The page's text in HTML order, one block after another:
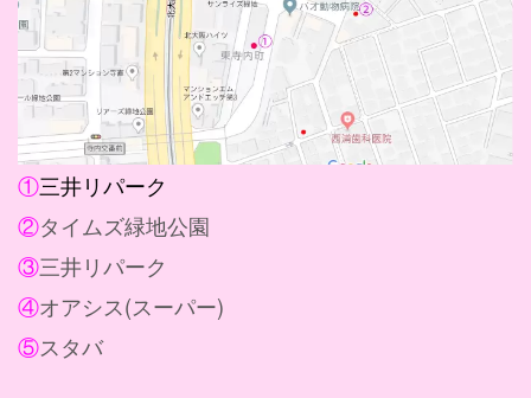
①三井リパーク
②タイムズ緑地公園
③三井リパーク
④オアシス(スーパー)
⑤スタバ